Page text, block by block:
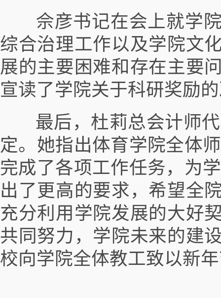
佘彦书记在会上就学
综合治理工作以及学院文
展的主要困难和存在主要
宣读了学院关于科研奖励
最后，杜莉总会计师
定。她指出体育学院全体
完成了各项工作任务，为
出了更高的要求，希望全
充分利用学院发展的大好
共同努力，学院未来的建
校向学院全体教工致以新